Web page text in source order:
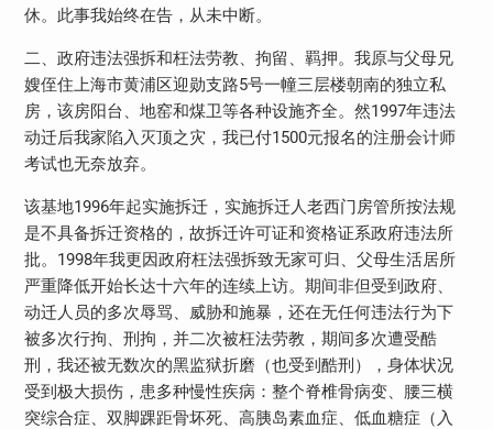
休。此事我始终在告，从未中断。
二、政府违法强拆和枉法劳教、拘留、羁押。我原与父母兄
嫂侄住上海市黄浦区迎勋支路5号一幢三层楼朝南的独立私
房，该房阳台、地窑和煤卫等各种设施齐全。然1997年违法
动迁后我家陷入灭顶之灾，我已付1500元报名的注册会计师
考试也无奈放弃。
该基地1996年起实施拆迁，实施拆迁人老西门房管所按法规
是不具备拆迁资格的，故拆迁许可证和资格证系政府违法所
批。1998年我更因政府枉法强拆致无家可归、父母生活居所
严重降低开始长达十六年的连续上访。期间非但受到政府、
动迁人员的多次辱骂、威胁和施暴，还在无任何违法行为下
被多次行拘、刑拘，并二次被枉法劳教，期间多次遭受酷
刑，我还被无数次的黑监狱折磨（也受到酷刑），身体状况
受到极大损伤，患多种慢性疾病：整个脊椎骨病变、腰三横
突综合症、双脚踝距骨坏死、高胰岛素血症、低血糖症（入